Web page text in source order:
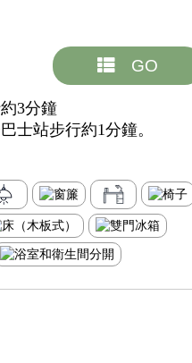
GO
3分鐘
士站步行約1分鐘。